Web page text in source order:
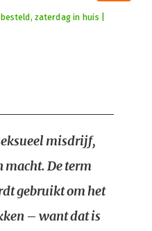
zaterdag in huis |
misdrijf,
macht. De term
gebruikt om het
– want dat is